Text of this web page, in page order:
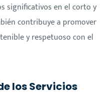
significativos en el corto y
contribuye a promover
y respetuoso con el
los Servicios